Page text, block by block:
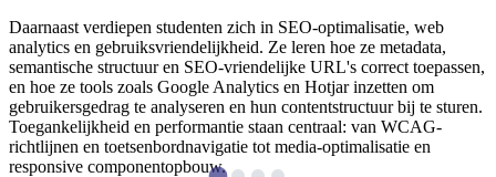
Daarnaast verdiepen studenten zich in SEO-optimalisatie, web
analytics en gebruiksvriendelijkheid. Ze leren hoe ze metadata,
semantische structuur en SEO-vriendelijke URL's correct toepassen,
en hoe ze tools zoals Google Analytics en Hotjar inzetten om
gebruikersgedrag te analyseren en hun contentstructuur bij te sturen.
Toegankelijkheid en performantie staan centraal: van WCAG-
richtlijnen en toetsenbordnavigatie tot media-optimalisatie en
responsive componentopbouw.